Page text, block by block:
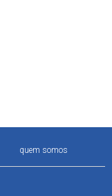
quem somos